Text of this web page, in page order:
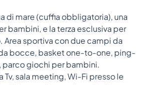
di mare (cuffia obbligatoria), una
bambini, e la terza esclusiva per
Area sportiva con due campi da
bocce, basket one-to-one, ping-
giochi per bambini.
Tv, sala meeting, Wi-Fi presso le